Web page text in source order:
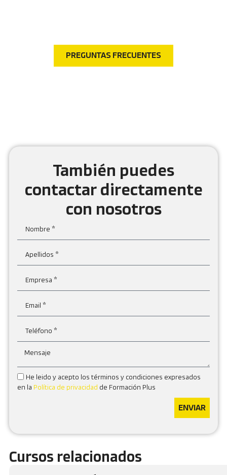
PREGUNTAS FRECUENTES
También puedes
contactar directamente
con nosotros
He leido y acepto los términos y condiciones expresados
en la Política de privacidad de Formación Plus
ENVIAR
Cursos relacionados